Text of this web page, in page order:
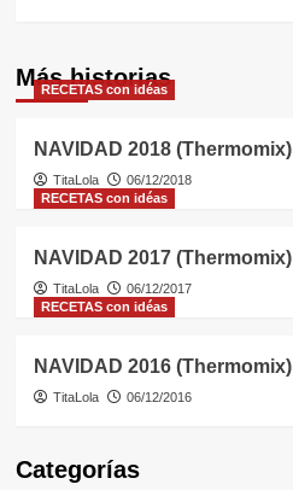
Más historias
RECETAS con idéas
NAVIDAD 2018 (Thermomix)
TitaLola
06/12/2018
RECETAS con idéas
NAVIDAD 2017 (Thermomix)
TitaLola
06/12/2017
RECETAS con idéas
NAVIDAD 2016 (Thermomix)
TitaLola 06/12/2016
Categorías